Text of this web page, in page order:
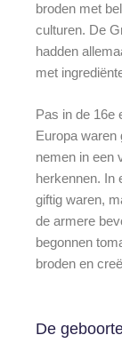
broden met
culturen. De
hadden
met
Pas in de 16e
Europa waren
nemen in een
herkennen. In
giftig waren,
de armere
begonnen
broden en
De